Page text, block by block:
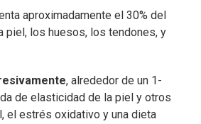
aproximadamente el 30% del
piel, los huesos, los tendones, y
, alrededor de un 1-
de elasticidad de la piel y otros
el estrés oxidativo y una dieta